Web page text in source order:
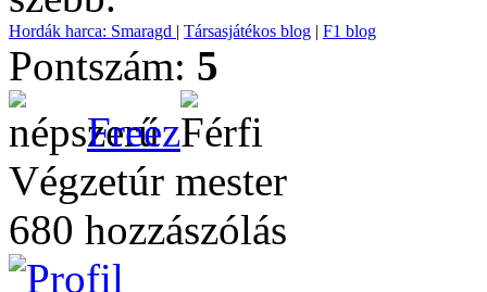
Hordák harca: Smaragd | Társasjátékos blog | F1 blog
Pontszám: 5
Freez
Végzetúr mester
680 hozzászólás